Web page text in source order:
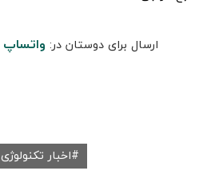
ارسال برای دوستان در: واتساپ
اخبار تکنولوژی